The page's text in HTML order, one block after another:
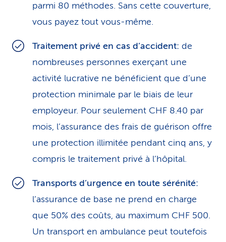
parmi 80 méthodes. Sans cette couverture,
vous payez tout vous-même.
Traitement privé en cas d’accident: de
nombreuses personnes exerçant une
activité lucrative ne bénéficient que d’une
protection minimale par le biais de leur
employeur. Pour seulement CHF 8.40 par
mois, l’assurance des frais de guérison offre
une protection illimitée pendant cinq ans, y
compris le traitement privé à l’hôpital.
Transports d’urgence en toute sérénité:
l’assurance de base ne prend en charge
que 50% des coûts, au maximum CHF 500.
Un transport en ambulance peut toutefois